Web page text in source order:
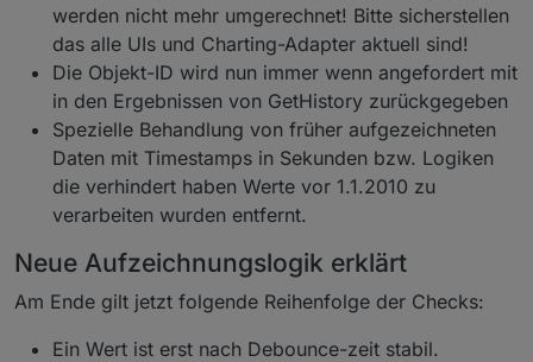
werden nicht mehr umgerechnet! Bitte sicherstellen
das alle UIs und Charting-Adapter aktuell sind!
Die Objekt-ID wird nun immer wenn angefordert mit
in den Ergebnissen von GetHistory zurückgegeben
Spezielle Behandlung von früher aufgezeichneten
Daten mit Timestamps in Sekunden bzw. Logiken
die verhindert haben Werte vor 1.1.2010 zu
verarbeiten wurden entfernt.
Neue Aufzeichnungslogik erklärt
Am Ende gilt jetzt folgende Reihenfolge der Checks:
Ein Wert ist erst nach Debounce-zeit stabil.